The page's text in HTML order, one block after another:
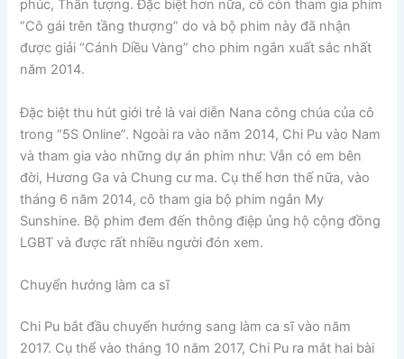
phúc, Thần tượng. Đặc biệt hơn nữa, cô còn tham gia phim
“Cô gái trên tầng thượng” do và bộ phim này đã nhận
được giải “Cánh Diều Vàng” cho phim ngắn xuất sắc nhất
năm 2014.
Đặc biệt thu hút giới trẻ là vai diễn Nana công chúa của cô
trong “5S Online”. Ngoài ra vào năm 2014, Chi Pu vào Nam
và tham gia vào những dự án phim như: Vẫn có em bên
đời, Hương Ga và Chung cư ma. Cụ thể hơn thế nữa, vào
tháng 6 năm 2014, cô tham gia bộ phim ngắn My
Sunshine. Bộ phim đem đến thông điệp ủng hộ cộng đồng
LGBT và được rất nhiều người đón xem.
Chuyển hướng làm ca sĩ
Chi Pu bắt đầu chuyển hướng sang làm ca sĩ vào năm
2017. Cụ thể vào tháng 10 năm 2017, Chi Pu ra mắt hai bài